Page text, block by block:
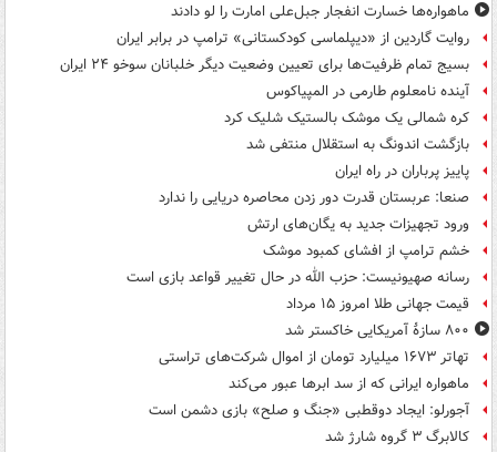
ماهواره‌ها خسارت انفجار جبل‌علی امارت را لو دادند
روایت گاردین از «دیپلماسی کودکستانی» ترامپ در برابر ایران
بسیج تمام ظرفیت‌ها برای تعیین وضعیت دیگر خلبانان سوخو ۲۴ ایران
آینده نامعلوم طارمی در المپیاکوس
کره شمالی یک موشک بالستیک شلیک کرد
بازگشت اندونگ به استقلال منتفی شد
پاییز پرباران در راه ایران
صنعا: عربستان قدرت دور زدن محاصره دریایی را ندارد
ورود تجهیزات جدید به یگان‌های ارتش
خشم ترامپ از افشای کمبود موشک
رسانه صهیونیست: حزب الله در حال تغییر قواعد بازی است
قیمت جهانی طلا امروز ۱۵ مرداد
۸۰۰ سازۀ آمریکایی خاکستر شد
تهاتر ۱۶۷۳ میلیارد تومان از اموال شرکت‌های تراستی
ماهواره ایرانی که از سد ابرها عبور می‌کند
آجورلو: ایجاد دوقطبی «جنگ و صلح‌» بازی دشمن است
کالابرگ ۳ گروه شارژ شد